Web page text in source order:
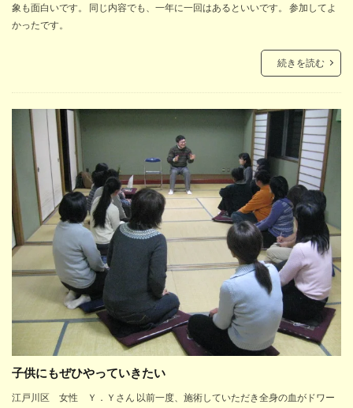
象も面白いです。 同じ内容でも、一年に一回はあるといいです。 参加してよ
かったです。
続きを読む
子供にもぜひやっていきたい
江戸川区 女性 Ｙ．Ｙさん 以前一度、施術していただき全身の血がドワー